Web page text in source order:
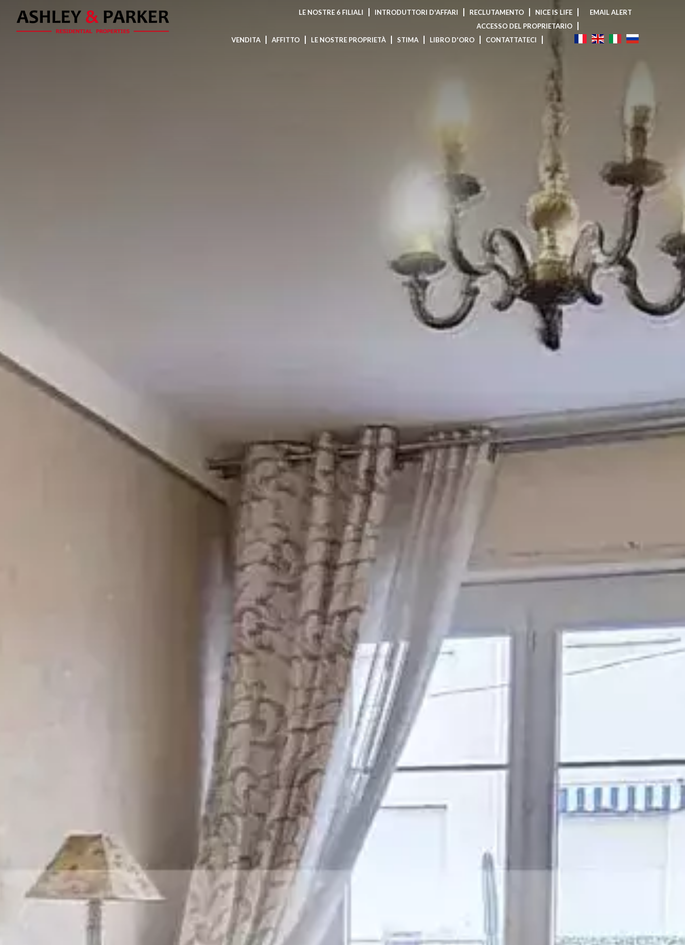
LE NOSTRE 6 FILIALI INTRODUTTORI D'AFFARI RECLUTAMENTO
NICE IS LIFE
ACCESSO DEL PROPRIETARIO
EMAIL ALERT
VENDITA AFFITTO LE NOSTRE PROPRIETÀ STIMA LIBRO D'ORO CONTATTATECI